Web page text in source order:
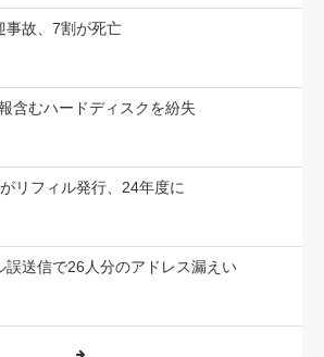
事故、7割が死亡
含むハードディスクを紛失
リフィル発行、24年度に
誤送信で26人分のアドレス漏えい